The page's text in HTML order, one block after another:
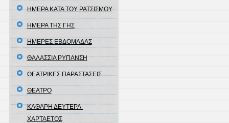
ΗΜΕΡΑ ΚΑΤΑ ΤΟΥ ΡΑΤΣΙΣΜΟΥ
ΗΜΕΡΑ ΤΗΣ ΓΗΣ
ΗΜΕΡΕΣ ΕΒΔΟΜΑΔΑΣ
ΘΑΛΑΣΣΙΑ ΡΥΠΑΝΣΗ
ΘΕΑΤΡΙΚΕΣ ΠΑΡΑΣΤΑΣΕΙΣ
ΘΕΑΤΡΟ
ΚΑΘΑΡΗ ΔΕΥΤΕΡΑ-
ΧΑΡΤΑΕΤΟΣ